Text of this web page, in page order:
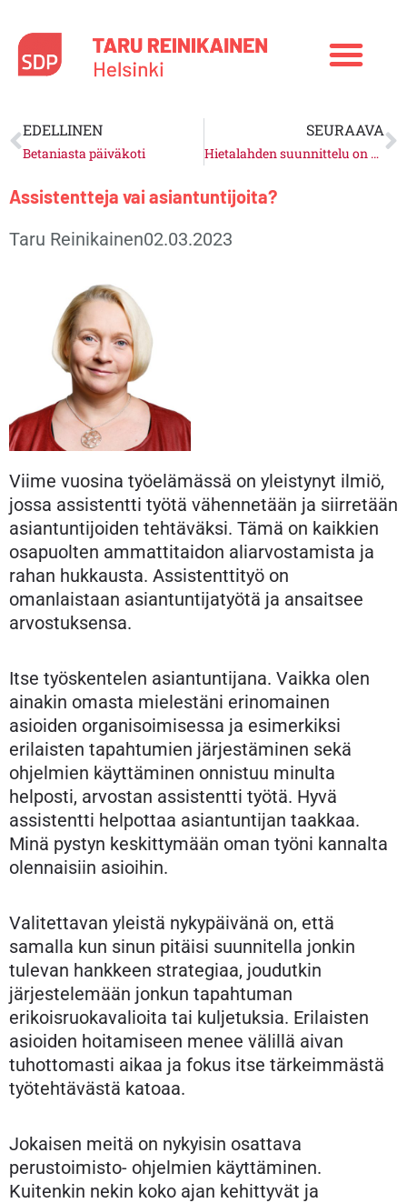
sisältöön
Prev
EDELLINEN
Betaniasta päiväkoti
SEURAAVA
Hietalahden suunnittelu on pysäytettävä
Assistentteja vai asiantuntijoita?
Taru Reinikainen02.03.2023
Viime vuosina työelämässä on yleistynyt ilmiö,
jossa assistentti työtä vähennetään ja siirretään
asiantuntijoiden tehtäväksi. Tämä on kaikkien
osapuolten ammattitaidon aliarvostamista ja
rahan hukkausta. Assistenttityö on
omanlaistaan asiantuntijatyötä ja ansaitsee
arvostuksensa.
Itse työskentelen asiantuntijana. Vaikka olen
ainakin omasta mielestäni erinomainen
asioiden organisoimisessa ja esimerkiksi
erilaisten tapahtumien järjestäminen sekä
ohjelmien käyttäminen onnistuu minulta
helposti, arvostan assistentti työtä. Hyvä
assistentti helpottaa asiantuntijan taakkaa.
Minä pystyn keskittymään oman työni kannalta
olennaisiin asioihin.
Valitettavan yleistä nykypäivänä on, että
samalla kun sinun pitäisi suunnitella jonkin
tulevan hankkeen strategiaa, joudutkin
järjestelemään jonkun tapahtuman
erikoisruokavalioita tai kuljetuksia. Erilaisten
asioiden hoitamiseen menee välillä aivan
tuhottomasti aikaa ja fokus itse tärkeimmästä
työtehtävästä katoaa.
Jokaisen meitä on nykyisin osattava
perustoimisto- ohjelmien käyttäminen.
Kuitenkin nekin koko ajan kehittyvät ja